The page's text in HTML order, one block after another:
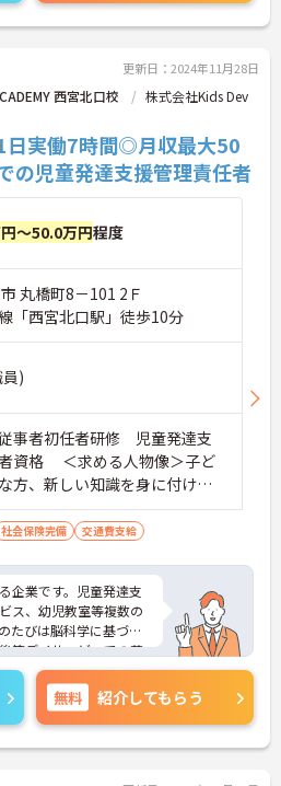
更新日：2024年11月28日
西宮北口校
株式会社Kids Dev
日実働7時間◎月収最大50
の児童発達支援管理責任者
～50.0万円程度
丸橋町8－101 2Ｆ
「西宮北口駅」徒歩10分
)
事者初任者研修 児童発達支
資格 ＜求める人物像＞子ど
方、新しい知識を身に付けた
教育に興味のある方
社会保険完備 交通費支給
企業です。児童発達支
ス、幼児教室等複数の
たびは脳科学に基づい
等デイサービスでの募
多職種が一丸となり全
の実働は7時間、ハー
ゆっくりと向き合える
ある方には、面接対策
お話しいたしますので
無料 紹介してもらう